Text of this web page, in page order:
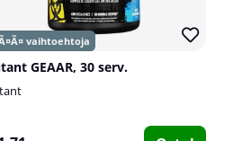
GEAAR, 30 serv.